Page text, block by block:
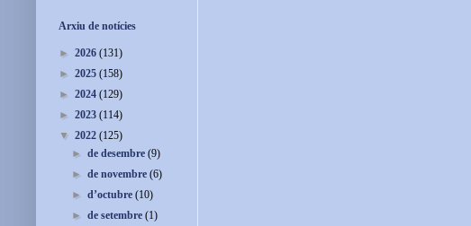
Arxiu de notícies
► 2026 (131)
► 2025 (158)
► 2024 (129)
► 2023 (114)
▼ 2022 (125)
►de desembre(9)
►de novembre(6)
►d’octubre(10)
►de setembre(1)